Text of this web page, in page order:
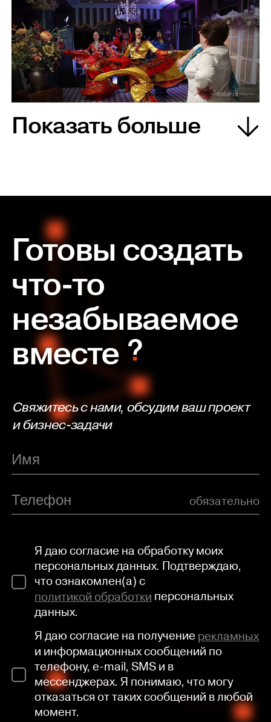
Показать больше
Готовы создать
что-то
незабываемое
вместе
Свяжитесь с нами, обсудим ваш проект
и бизнес-задачи
обязательно
Я даю согласие на обработку моих
персональных данных. Подтверждаю,
что ознакомлен(а) с
политикой обработкиперсональных
данных.
Я даю согласие на получение рекламных
и информационных сообщений по
телефону, e-mail, SMS и в
мессенджерах. Я понимаю, что могу
отказаться от таких сообщений в любой
момент.